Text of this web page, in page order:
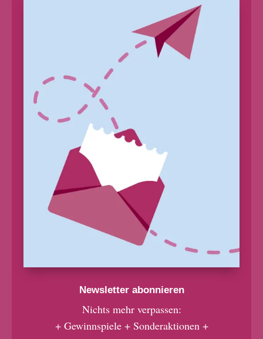
Newsletter abonnieren
Nichts mehr verpassen:
+ Gewinnspiele + Sonderaktionen +